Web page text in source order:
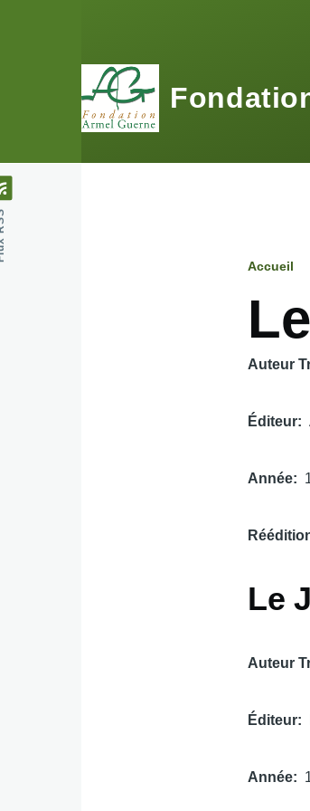
Accueil
Auteur
Éditeur
Année
Le
Auteur
Éditeur
Année